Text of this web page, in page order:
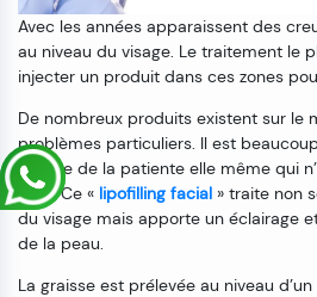
Avec les années apparaissent des
au niveau du visage. Le traitement le
injecter un produit dans ces zones
De nombreux produits existent sur le
problèmes particuliers. Il est
graisse de la patiente elle même qui
rejet. Ce « lipofilling facial » traite non
du visage mais apporte un éclairage
de la peau.
La graisse est prélevée au niveau